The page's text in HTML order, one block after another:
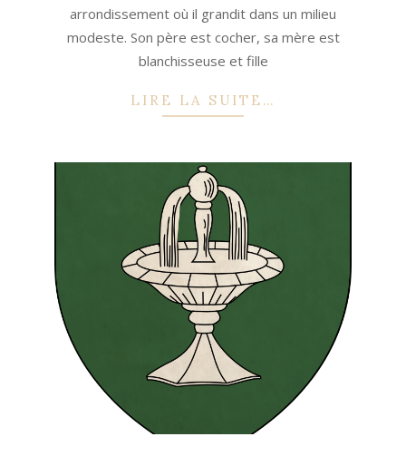
arrondissement où il grandit dans un milieu
modeste. Son père est cocher, sa mère est
blanchisseuse et fille
LIRE LA SUITE…